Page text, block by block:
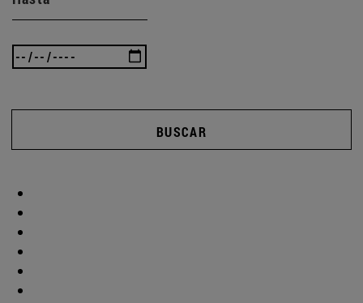
BUSCAR